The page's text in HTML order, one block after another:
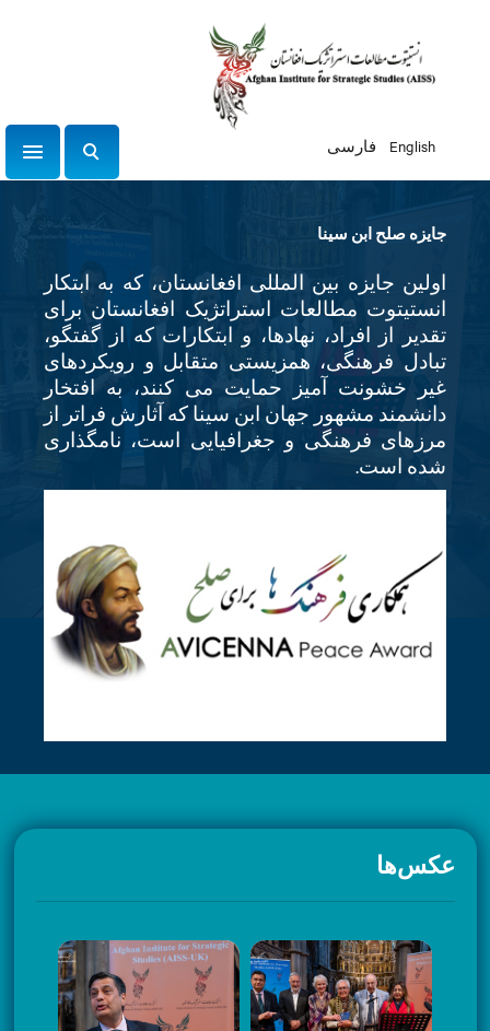
English فارسی
ج
س
و
جایزه صلح ابن سینا
اولین جایزه بین المللی افغانستان، که به ابتکار
انستیتوت مطالعات استراتژیک افغانستان برای
تقدیر از افراد، نهادها، و ابتکارات که از گفتگو،
تبادل فرهنگی، همزیستی متقابل و رویکردهای
غیر خشونت آمیز حمایت می کنند، به افتخار
دانشمند مشهور جهان ابن سینا که آثارش فراتر از
مرزهای فرهنگی و جغرافیایی است، نامگذاری
شده است.
عکس‌ها